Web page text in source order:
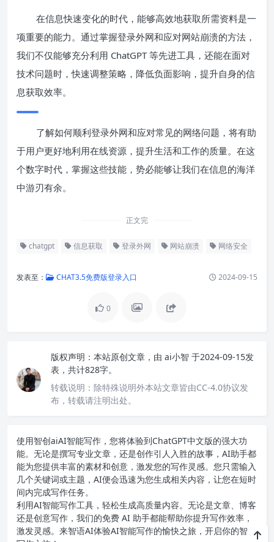
在信息快速变化的时代，能够高效地获取所需资料是一
项重要的能力。通过掌握登录外网和应对网站崩溃的方法，
我们不仅能够充分利用 ChatGPT 等先进工具，还能在面对
技术问题时，快速调整策略，降低负面影响，提升自身的信
息获取效率。
了解如何顺利登录外网和应对常见的网络问题，将有助
于用户更好地利用在线资源，提升生活和工作的质量。在这
个数字时代，掌握这些技能，势必能够让我们在信息的海洋
中游刃有余。
正文完
chatgpt 信息获取 登录外网 网站崩溃 网络安全
发表至： CHAT3.5免费版登录入口 2024-09-15
0
版权声明： 本站原创文章，由 ai小智 于2024-09-15发
表，共计828字。
转载说明： 除特殊说明外本站文章皆由CC-4.0协议发
布，转载请注明出处。
使用智创aiAI智能写作 ，您将体验到ChatGPT中文版的强大功
能。无论是撰写专业文章，还是创作引人入胜的故事，AI助手都
能为您提供丰富的素材和创意，激发您的写作灵感。您只需输入
几个关键词或主题，AI便会迅速为您生成相关内容，让您在短时
间内完成写作任务。
利用AI智能写作工具，轻松生成高质量内容。无论是文章、博客
还是创意写作，我们的免费 AI 助手都能帮助你提升写作效率，
激发灵感。来智语AI体验AI智能写作的愉快之旅，开启你的智能